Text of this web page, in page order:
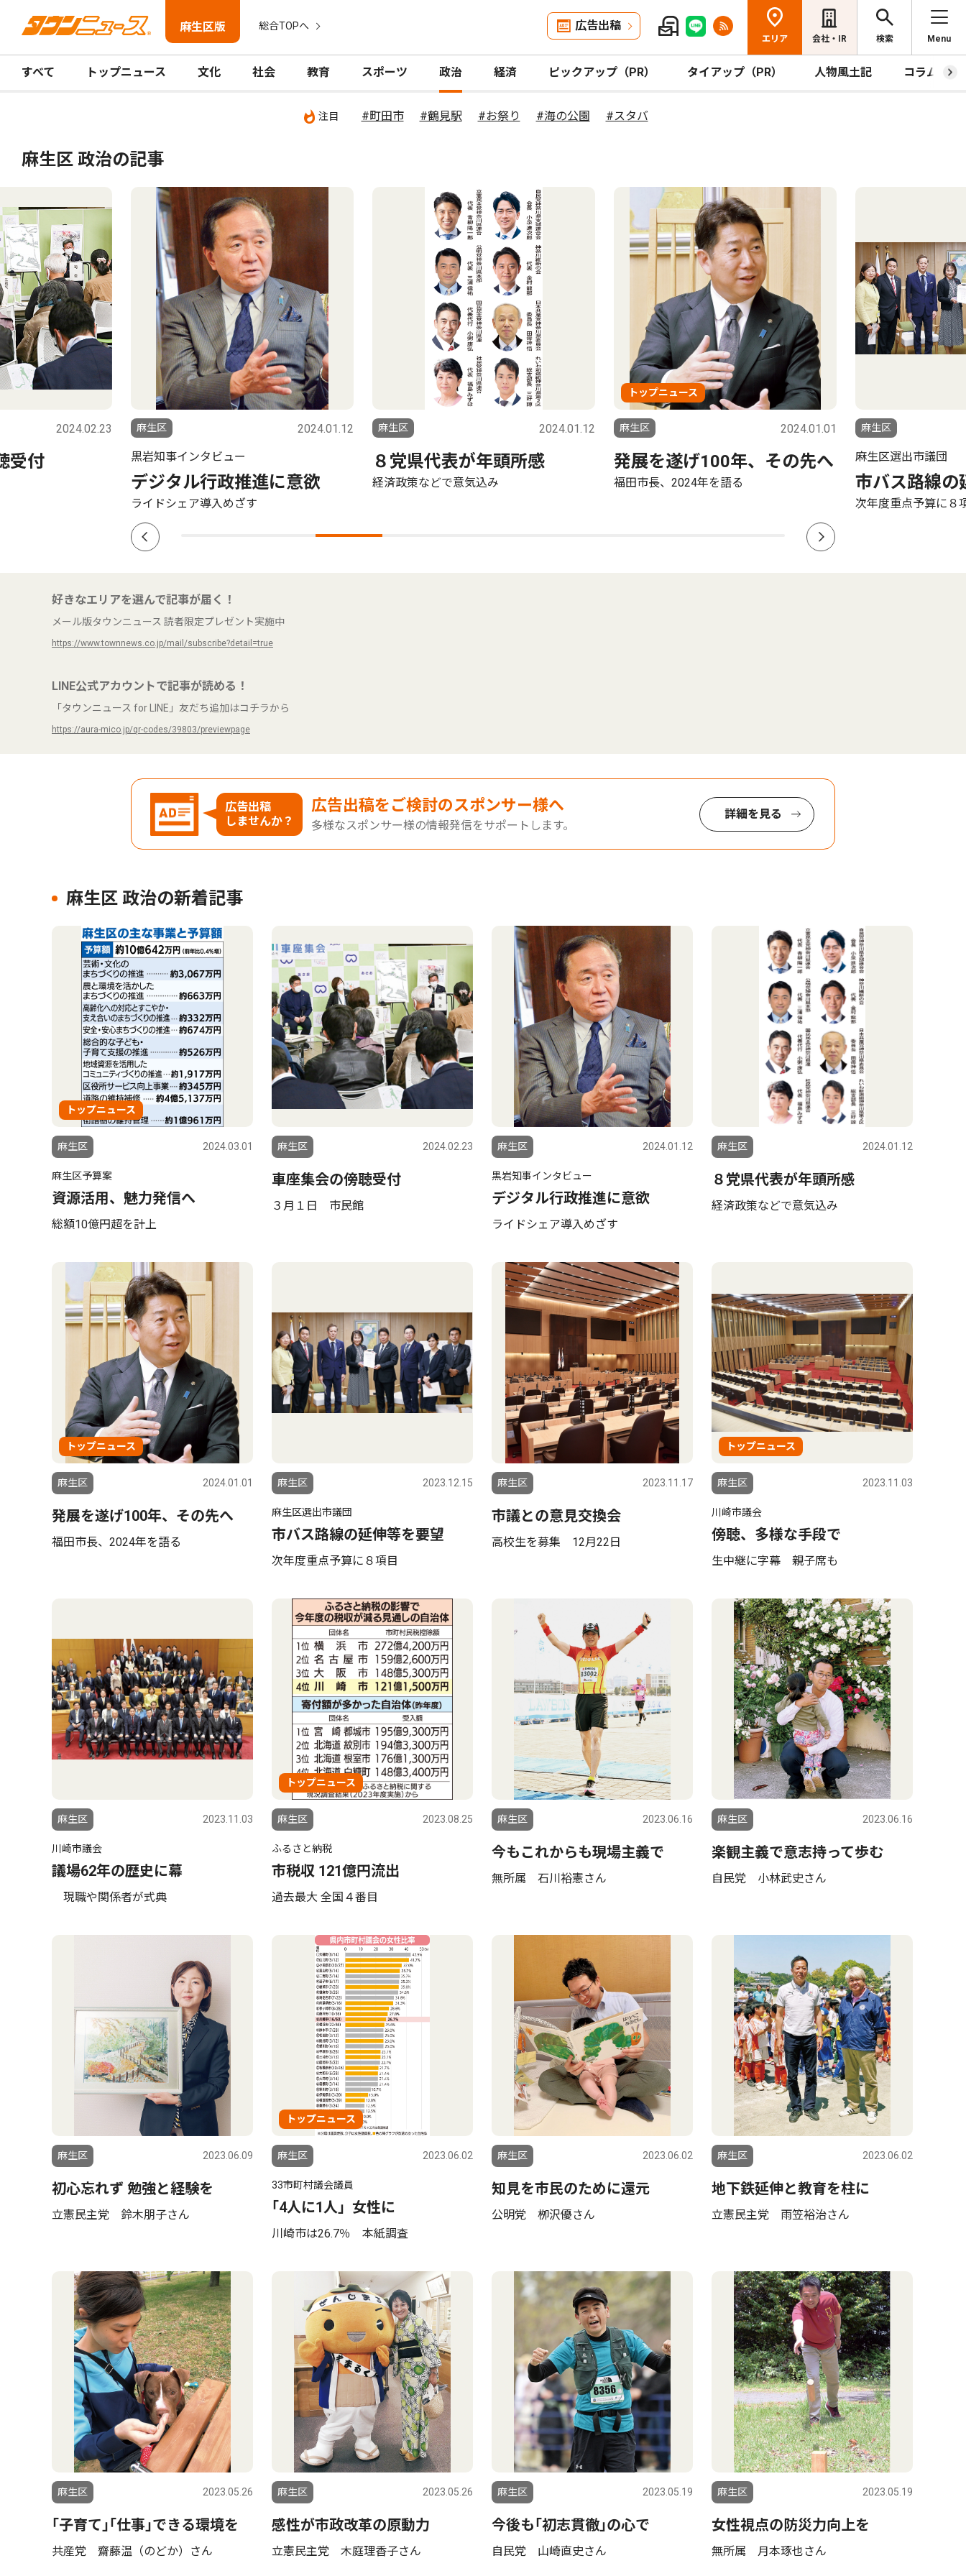
麻生区版 総合TOPへ 広告出稿
エリア 会社・IR 検索 Menu
すべて トップニュース 文化 社会 教育 スポーツ 政治 経済 ピックアップ（PR） タイアップ（PR） 人物風土記 コラム
注目 #町田市 #鶴見駅 #お祭り #海の公園 #スタバ
麻生区 政治の記事
2024.02.23
受付
麻生区 2024.01.12
黒岩知事インタビュー
デジタル行政推進に意欲
ライドシェア導入めざす
麻生区 2024.01.12
８党県代表が年頭所感
経済政策などで意気込み
トップニュース
麻生区 2024.01.01
発展を遂げ100年、その先へ
福田市長、2024年を語る
麻生区
麻生区選出市議団
市バス路線の
次年度重点予算に８
好きなエリアを選んで記事が届く！
メール版タウンニュース 読者限定プレゼント実施中
https://www.townnews.co.jp/mail/subscribe?detail=true
LINE公式アカウントで記事が読める！
「タウンニュース for LINE」友だち追加はコチラから
https://aura-mico.jp/qr-codes/39803/previewpage
広告出稿
しませんか？
広告出稿をご検討のスポンサー様へ
多様なスポンサー様の情報発信をサポートします。
詳細を見る
麻生区 政治の新着記事
トップニュース
麻生区 2024.03.01
麻生区予算案
資源活用、魅力発信へ
総額10億円超を計上
麻生区 2024.02.23
車座集会の傍聴受付
３月１日 市民館
麻生区 2024.01.12
黒岩知事インタビュー
デジタル行政推進に意欲
ライドシェア導入めざす
麻生区 2024.01.12
８党県代表が年頭所感
経済政策などで意気込み
トップニュース
麻生区 2024.01.01
発展を遂げ100年、その先へ
福田市長、2024年を語る
麻生区 2023.12.15
麻生区選出市議団
市バス路線の延伸等を要望
次年度重点予算に８項目
麻生区 2023.11.17
市議との意見交換会
高校生を募集 12月22日
トップニュース
麻生区 2023.11.03
川崎市議会
傍聴、多様な手段で
生中継に字幕 親子席も
麻生区 2023.11.03
川崎市議会
議場62年の歴史に幕
現職や関係者が式典
トップニュース
麻生区 2023.08.25
ふるさと納税
市税収 121億円流出
過去最大 全国４番目
麻生区 2023.06.16
今もこれからも現場主義で
無所属 石川裕憲さん
麻生区 2023.06.16
楽観主義で意志持って歩む
自民党 小林武史さん
麻生区 2023.06.09
初心忘れず 勉強と経験を
立憲民主党 鈴木朋子さん
トップニュース
麻生区 2023.06.02
33市町村議会議員
｢4人に1人」女性に
川崎市は26.7％ 本紙調査
麻生区 2023.06.02
知見を市民のために還元
公明党 栁沢優さん
麻生区 2023.06.02
地下鉄延伸と教育を柱に
立憲民主党 雨笠裕治さん
麻生区 2023.05.26
｢子育て｣｢仕事｣できる環境を
共産党 齋藤温（のどか）さん
麻生区 2023.05.26
感性が市政改革の原動力
立憲民主党 木庭理香子さん
麻生区 2023.05.19
今後も｢初志貫徹｣の心で
自民党 山崎直史さん
麻生区 2023.05.19
女性視点の防災力向上を
無所属 月本琢也さん